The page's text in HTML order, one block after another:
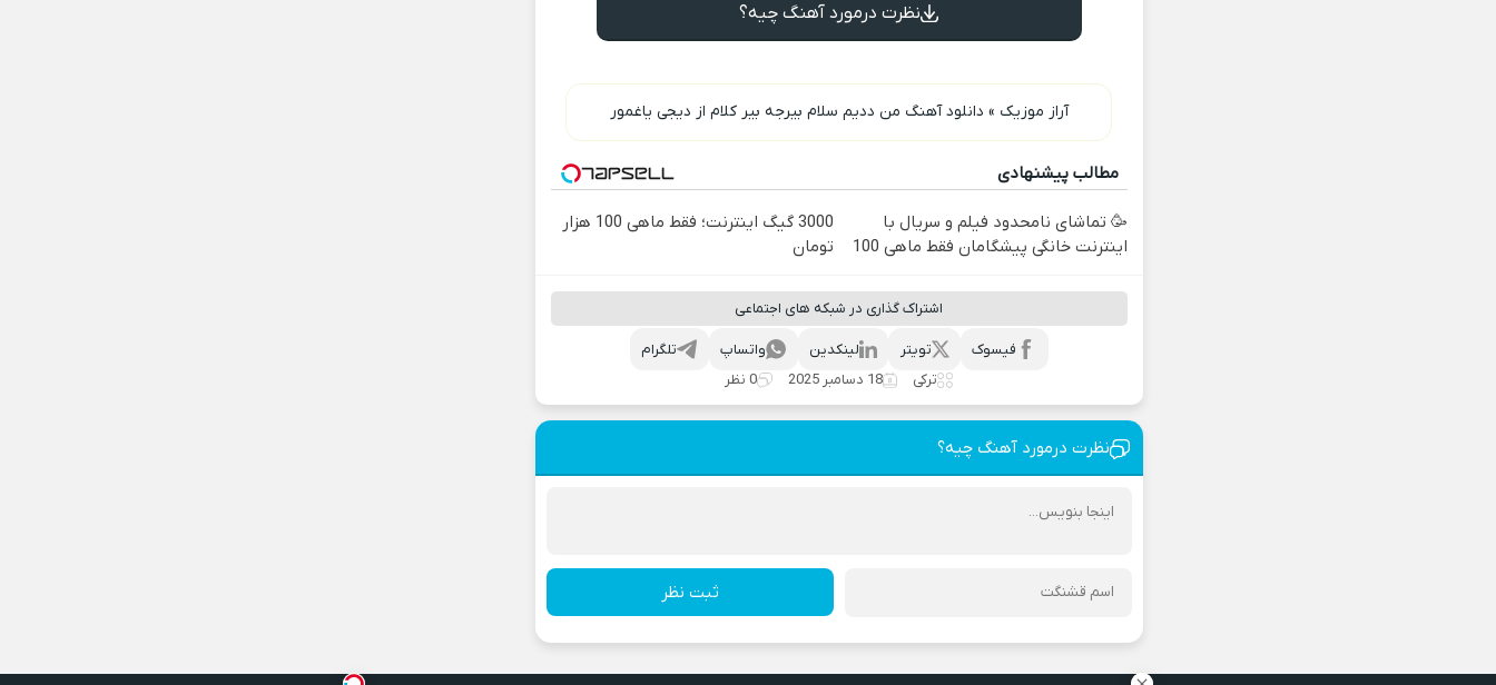
نظرت درمورد آهنگ چیه؟
آراز موزیک » دانلود آهنگ من ددیم سلام بیرجه بیر کلام از دیجی یاغمور
مطالب پیشنهادی
🥳 تماشای نامحدود فیلم و سریال با
اینترنت خانگی پیشگامان فقط ماهی 100
3000 گیگ اینترنت؛ فقط ماهی 100 هزار
تومان
اشتراک گذاری در شبکه های اجتماعی
تلگرام واتساپ لینکدین تویتر
فیسوک
ترکی
18 دسامبر 2025 0 نظر
نظرت درمورد آهنگ چیه؟
ثبت نظر